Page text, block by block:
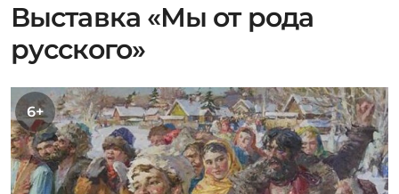
Выставка «Мы от рода
русского»
6+